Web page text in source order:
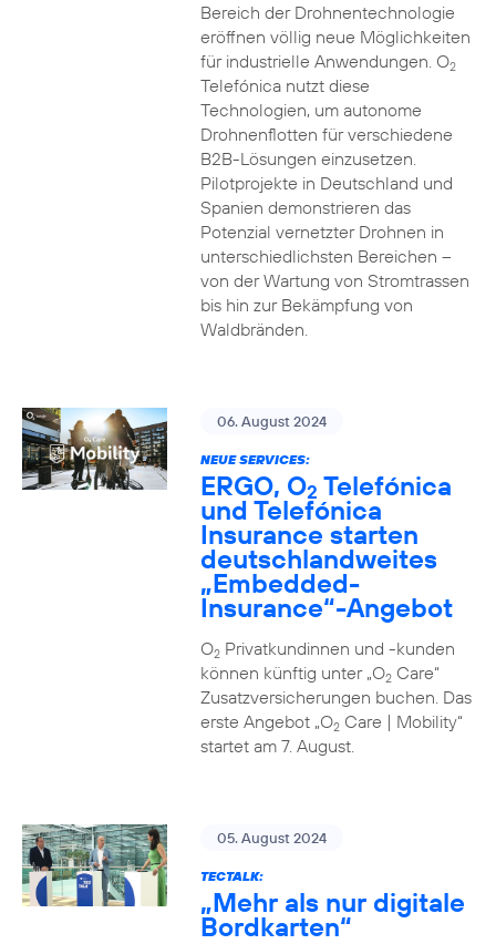
Bereich der Drohnentechnologie
eröffnen völlig neue Möglichkeiten
für industrielle Anwendungen. O2
Telefónica nutzt diese
Technologien, um autonome
Drohnenflotten für verschiedene
B2B-Lösungen einzusetzen.
Pilotprojekte in Deutschland und
Spanien demonstrieren das
Potenzial vernetzter Drohnen in
unterschiedlichsten Bereichen –
von der Wartung von Stromtrassen
bis hin zur Bekämpfung von
Waldbränden.
06. August 2024
NEUE SERVICES:
ERGO, O2 Telefónica
und Telefónica
Insurance starten
deutschlandweites
„Embedded-
Insurance“-Angebot
O2Privatkundinnen und -kunden
können künftig unter „O2Care“
Zusatzversicherungen buchen. Das
erste Angebot „O2Care | Mobility“
startet am 7. August.
05. August 2024
TECTALK:
„Mehr als nur digitale
Bordkarten“